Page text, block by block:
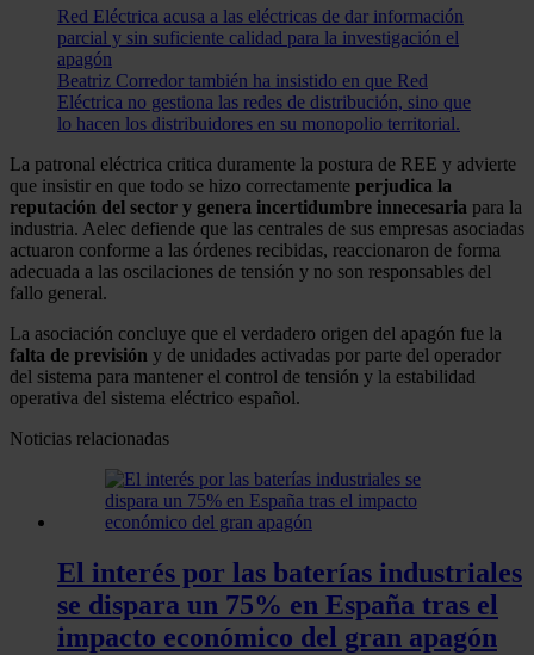
Red Eléctrica acusa a las eléctricas de dar información
parcial y sin suficiente calidad para la investigación el
apagón
Beatriz Corredor también ha insistido en que Red
Eléctrica no gestiona las redes de distribución, sino que
lo hacen los distribuidores en su monopolio territorial.
La patronal eléctrica critica duramente la postura de REE y advierte
que insistir en que todo se hizo correctamente perjudica la
reputación del sector y genera incertidumbre innecesaria para la
industria. Aelec defiende que las centrales de sus empresas asociadas
actuaron conforme a las órdenes recibidas, reaccionaron de forma
adecuada a las oscilaciones de tensión y no son responsables del
fallo general.
La asociación concluye que el verdadero origen del apagón fue la
falta de previsión y de unidades activadas por parte del operador
del sistema para mantener el control de tensión y la estabilidad
operativa del sistema eléctrico español.
Noticias relacionadas
El interés por las baterías industriales
se dispara un 75% en España tras el
impacto económico del gran apagón